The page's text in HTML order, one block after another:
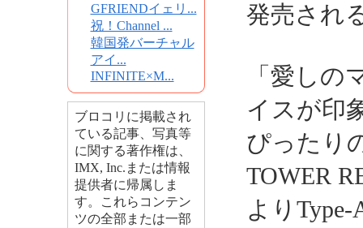
GFRIENDイェリ...
祝！Channel ...
韓国発バーチャル
アイ...
INFINITE×M...
ブロコリに掲載され
ている記事、写真等
に関する著作権は、
IMX, Inc.または情報
提供者に帰属しま
す。これらコンテン
ツの全部または一部
発売され
「愛しの
イスが印
ぴったり
TOWER
より